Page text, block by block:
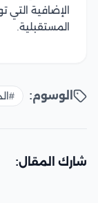
الإضافية التي
المستقبلية.
الوسوم:
شارك المقال: